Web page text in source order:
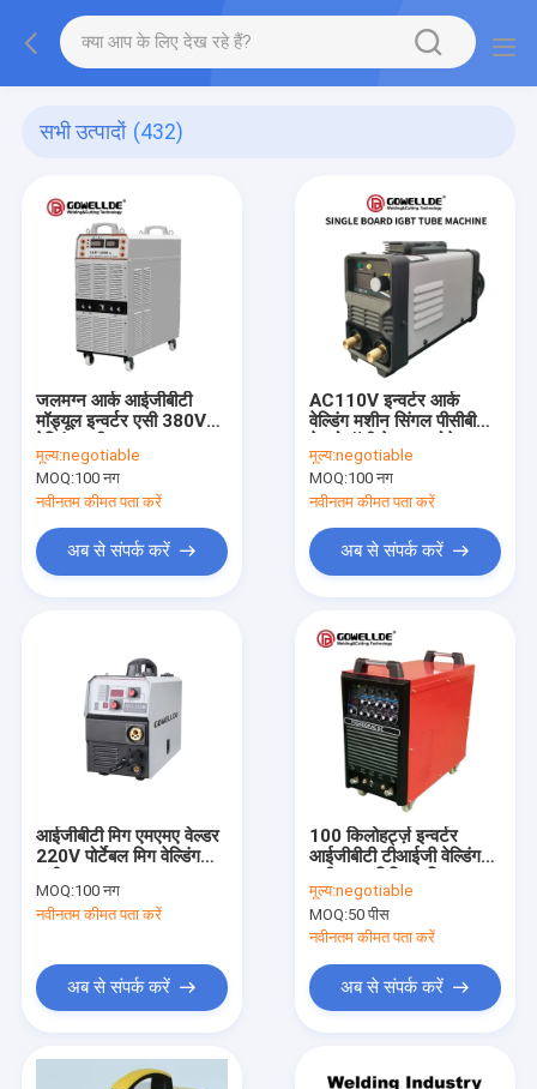
सभी उत्पादों (432)
जलमग्न आर्क आईजीबीटी
मॉड्यूल इन्वर्टर एसी 380V
मूल्य:negotiable
MOQ:100 नग
नवीनतम कीमत पता करें
अब से संपर्क करें
AC110V इन्वर्टर आर्क
वेल्डिंग मशीन सिंगल पीसीबी
आकार:
मूल्य:negotiable
MOQ:100 नग
नवीनतम कीमत पता करें
अब से संपर्क करें
आईजीबीटी मिग एमएमए वेल्डर
220V पोर्टेबल मिग वेल्डिंग
MOQ:100 नग
नवीनतम कीमत पता करें
अब से संपर्क करें
100 किलोहर्ट्ज़ इन्वर्टर
आईजीबीटी टीआईजी वेल्डिंग
वेल्डर
मूल्य:negotiable
MOQ:50 पीस
नवीनतम कीमत पता करें
अब से संपर्क करें